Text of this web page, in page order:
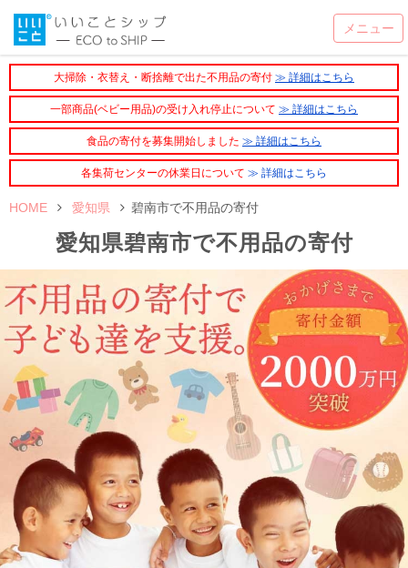
大掃除・衣替え・断捨離で出た不用品の寄付 ≫ 詳細はこちら
一部商品(ベビー用品)の受け入れ停止について ≫ 詳細はこちら
食品の寄付を募集開始しました ≫ 詳細はこちら
各集荷センターの休業日について ≫ 詳細はこちら
HOME 愛知県 碧南市で不用品の寄付
愛知県碧南市で不用品の寄付